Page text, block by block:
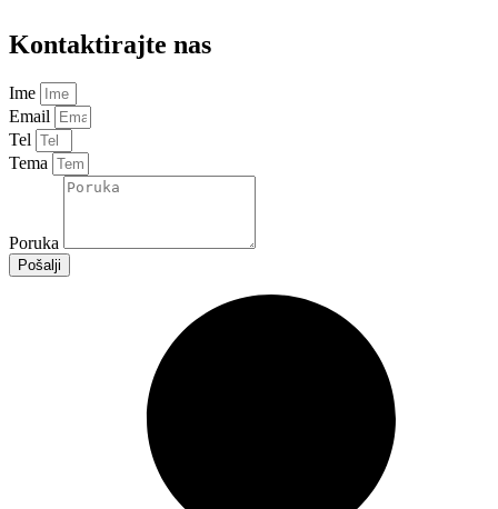
Kontaktirajte nas
Ime
Email
Tel
Tema
Poruka
Pošalji